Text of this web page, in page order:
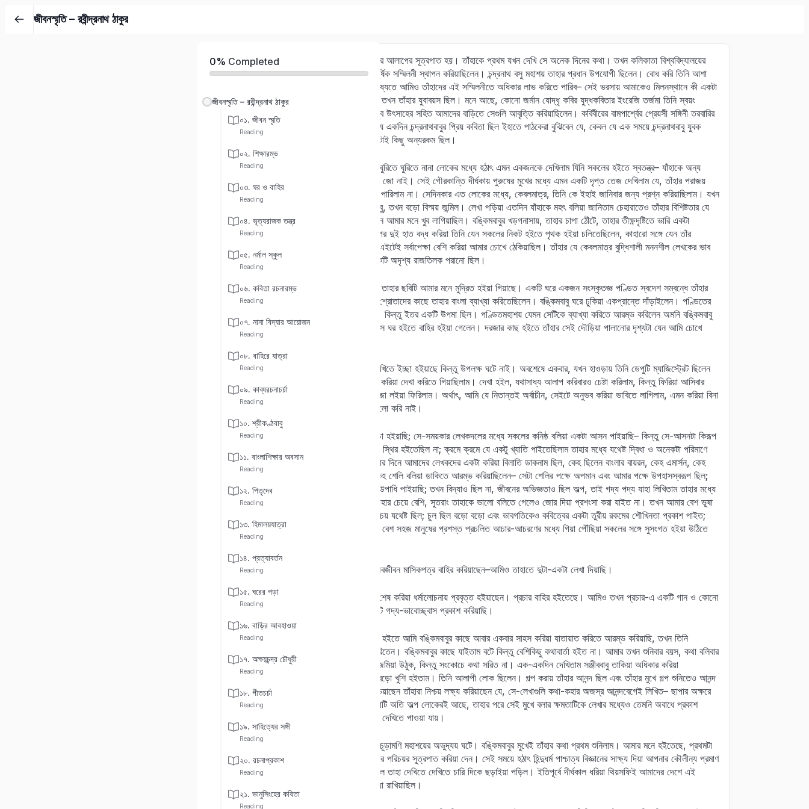
জীবনস্মৃতি – রবীন্দ্রনাথ ঠাকুর
0% Completed
জীবনস্মৃতি – রবীন্দ্রনাথ ঠাকুর
০১. জীবন স্মৃতি
Reading
০২. শিক্ষারম্ভ
Reading
০৩. ঘর ও বাহির
Reading
০৪. ভৃত্যরাজক তন্ত্র
Reading
০৫. নর্মাল স্কুল
Reading
০৬. কবিতা রচনারম্ভ
Reading
০৭. নানা বিদ্যার আয়োজন
Reading
০৮. বাহিরে যাত্রা
Reading
০৯. কাব্যরচনাচর্চা
Reading
১০. শ্রীকণ্ঠবাবু
Reading
১১. বাংলাশিক্ষার অবসান
Reading
১২. পিতৃদেব
Reading
১৩. হিমালয়যাত্রা
Reading
১৪. প্রত্যাবর্তন
Reading
১৫. ঘরের পড়া
Reading
১৬. বাড়ির আবহাওয়া
Reading
১৭. অক্ষয়চন্দ্র চৌধুরী
Reading
১৮. গীতচর্চা
Reading
১৯. সাহিত্যের সঙ্গী
Reading
২০. রচনাপ্রকাশ
Reading
২১. ভানুসিংহের কবিতা
Reading
এই সময়ে বঙ্কিমবাবুর সঙ্গে আমার আলাপের সূত্রপাত হয়। তাঁহাকে প্রথম যখন দেখি সে অনেক দিনের কথা। তখন কলিকাতা বিশ্ববিদ্যালয়ের
পুরাতন ছাত্রেরা মিলিয়া একটি বার্ষিক সম্মিলনী স্থাপন করিয়াছিলেন। চন্দ্রনাথ বসু মহাশয় তাহার প্রধান উপযোগী ছিলেন। বোধ করি তিনি আশা
করিয়াছিলেন কোনো-এক দূর ভবিষ্যতে আমিও তাঁহাদের এই সম্মিলনীতে অধিকার লাভ করিতে পারিব– সেই ভরসায় আমাকেও মিলনস্থানে কী একটা
কবিতা পড়িবার ভার দিয়াছিলেন। তখন তাঁহার যুবাবয়স ছিল। মনে আছে, কোনো জর্মান যোদ্ধৃ কবির যুদ্ধকবিতার ইংরেজি তর্জমা তিনি স্বয়ং
পড়িবেন, এইরূপ সংকল্প করিয়া খুব উৎসাহের সহিত আমাদের বাড়িতে সেগুলি আবৃত্তি করিয়াছিলেন। কবিবীরের বামপার্শ্বের প্রেয়সী সঙ্গিনী তরবারির
প্রতি তাঁহার প্রেমোচ্ছ্বাসগীতি যে একদিন চন্দ্রনাথবাবুর প্রিয় কবিতা ছিল ইহাতে পাঠকেরা বুঝিবেন যে, কেবল যে এক সময়ে চন্দ্রনাথবাবু যুবক
ছিলেন তাহা নহে, তখনকার সময়টাই কিছু অন্যরকম ছিল।
সেই সম্মিলনসভার ভিড়ের মধ্যে ঘুরিতে ঘুরিতে নানা লোকের মধ্যে হঠাৎ এমন একজনকে দেখিলাম যিনি সকলের হইতে স্বতন্ত্র– যাঁহাকে অন্য
পাঁচজনের সঙ্গে মিশাইয়া ফেলিবার জো নাই। সেই গৌরকান্তি দীর্ঘকায় পুরুষের মুখের মধ্যে এমন একটি দৃপ্ত তেজ দেখিলাম যে, তাঁহার পরাজয়
জানিবার কৌতূহল সংবরণ করিতে পারিলাম না। সেদিনকার এত লোকের মধ্যে, কেবলমাত্র, তিনি কে ইহাই জানিবার জন্য প্রশ্ন করিয়াছিলাম। যখন
উত্তরে শুনিলাম তিনিই বঙ্কিমবাবু, তখন বড়ো বিস্ময় জন্মিল। লেখা পড়িয়া এতদিন যাঁহাকে মহৎ বলিয়া জানিতাম চেহারাতেও তাঁহার বিশিষ্টতার যে
এমন পরিচয় আছে সে কথা সেদিন আমার মনে খুব লাগিয়াছিল। বঙ্কিমবাবুর খড়গনাসায়, তাহার চাপা ঠোঁটে, তাহার তীক্ষ্ণদৃষ্টিতে ভারি একটা
প্রবলতার লক্ষণ ছিল। বক্ষের উপর দুই হাত বদ্ধ করিয়া তিনি যেন সকলের নিকট হইতে পৃথক হইয়া চলিতেছিলেন, কাহারো সঙ্গে যেন তাঁর
কিছুমাত্র গা-ঘেঁষাঘেষি ছিল না, এইটেই সর্বাপেক্ষা বেশি করিয়া আমার চোখে ঠেকিয়াছিল। তাঁহার যে কেবলমাত্র বুদ্ধিশালী মননশীল লেখকের ভাব
তাহা নহে, তাঁহার ললাটে যেন একটি অদৃশ্য রাজতিলক পরানো ছিল।
এখানে একটি ছোটো ঘটনা ঘটিল, তাহার ছবিটি আমার মনে মুদ্রিত হইয়া গিয়াছে। একটি ঘরে একজন সংস্কৃতজ্ঞ পণ্ডিত স্বদেশ সম্বন্ধে তাঁহার
কয়েকটি স্বরচিত শ্লোক পড়িয়া শ্রোতাদের কাছে তাহার বাংলা ব্যাখ্যা করিতেছিলেন। বঙ্কিমবাবু ঘরে ঢুকিয়া একপ্রান্তে দাঁড়াইলেন। পণ্ডিতের
কবিতার একস্থলে, অশ্লীল নহে, কিন্তু ইতর একটি উপমা ছিল। পণ্ডিতমহাশয় যেমন সেটিকে ব্যাখ্যা করিতে আরম্ভ করিলেন অমনি বঙ্কিমবাবু
হাত দিয়া মুখ চাপিয়া তাড়াতাড়ি সে ঘর হইতে বাহির হইয়া গেলেন। দরজার কাছ হইতে তাঁহার সেই দৌড়িয়া পালানোর দৃশ্যটা যেন আমি চোখে
তাহার পরে অনেকবার তাঁহাকে দেখিতে ইচ্ছা হইয়াছে কিন্তু উপলক্ষ ঘটে নাই। অবশেষে একবার, যখন হাওড়ায় তিনি ডেপুটি ম্যাজিস্ট্রেট ছিলেন
তখন সেখানে তাঁহার বাসায় সাহস করিয়া দেখা করিতে গিয়াছিলাম। দেখা হইল, যথাসাধ্য আলাপ করিবারও চেষ্টা করিলাম, কিন্তু ফিরিয়া আসিবার
সময়ে মনের মধ্যে যেন একটা লজ্জা লইয়া ফিরিলাম। অর্থাৎ, আমি যে নিতান্তই অর্বাচীন, সেইটে অনুভব করিয়া ভাবিতে লাগিলাম, এমন করিয়া বিনা
আহ্বানে তাঁহার কাছে আসিয়া ভালো করি নাই।
তাহার পরে বয়সে আরো কিছু বড়ো হইয়াছি; সে-সময়কার লেখকদলের মধ্যে সকলের কনিষ্ঠ বলিয়া একটা আসন পাইয়াছি– কিন্তু সে-আসনটা কিরূপ
ও কোন্‌খানে পড়িবে তাহা ঠিকমত স্থির হইতেছিল না; ক্রমে ক্রমে যে একটু খ্যাতি পাইতেছিলাম তাহার মধ্যে যথেষ্ট দ্বিধা ও অনেকটা পরিমাণে
অবজ্ঞা জড়িত হইয়া ছিল; তখনকার দিনে আমাদের লেখকদের একটা করিয়া বিলাতি ডাকনাম ছিল, কেহ ছিলেন বাংলার বায়রন, কেহ এমার্সন, কেহ
আর-কিছু; আমাকে তখন কেহ কেহ শেলি বলিয়া ডাকিতে আরম্ভ করিয়াছিলেন– সেটা শেলির পক্ষে অপমান এবং আমার পক্ষে উপহাসস্বরূপ ছিল;
তখন আমি কলভাষার কবি বলিয়া উপাধি পাইয়াছি; তখন বিদ্যাও ছিল না, জীবনের অভিজ্ঞতাও ছিল অল্প, তাই গদ্য পদ্য যাহা লিখিতাম তাহার মধ্যে
বস্তু যেটুকু ছিল ভাবুকতা ছিল তাহার চেয়ে বেশি, সুতরাং তাহাকে ভালো বলিতে গেলেও জোর দিয়া প্রশংসা করা যাইত না। তখন আমার বেশ ভূষা
ব্যবহারেও সেই অর্ধস্ফুটতার পরিচয় যথেষ্ট ছিল; চুল ছিল বড়ো বড়ো এবং ভাবগতিকেও কবিত্বের একটা তুরীয় রকমের শৌখিনতা প্রকাশ পাইত;
অত্যন্তই খাপছাড়া হইয়াছিলাম, বেশ সহজ মানুষের প্রশস্ত প্রচলিত আচার-আচরণের মধ্যে গিয়া পৌঁছিয়া সকলের সঙ্গে সুসংগত হইয়া উঠিতে
এই সময় অক্ষয় সরকার মহাশয় নবজীবন মাসিকপত্র বাহির করিয়াছেন–আমিও তাহাতে দুটা-একটা লেখা দিয়াছি।
বঙ্কিমবাবু তখন বঙ্গদর্শনের পালা শেষ করিয়া ধর্মালোচনায় প্রবৃত্ত হইয়াছেন। প্রচার বাহির হইতেছে। আমিও তখন প্রচার-এ একটি গান ও কোনো
বৈষ্ণব-পদ অবলম্বন করিয়া একটি গদ্য-ভাবোচ্ছ্বাস প্রকাশ করিয়াছি।
এই সময়ে কিংবা ইহারই কিছু পূর্ব হইতে আমি বঙ্কিমবাবুর কাছে আবার একবার সাহস করিয়া যাতায়াত করিতে আরম্ভ করিয়াছি, তখন তিনি
ভবানীচরণ দত্তর স্ট্রীটে বাস করিতেন। বঙ্কিমবাবুর কাছে যাইতাম বটে কিন্তু বেশিকিছু কথাবার্তা হইত না। আমার তখন শুনিবার বয়স, কথা বলিবার
বয়স নহে। ইচ্ছা করিত আলাপ জমিয়া উঠুক, কিন্তু সংকোচে কথা সরিত না। এক-একদিন দেখিতাম সঞ্জীববাবু তাকিয়া অধিকার করিয়া
গড়াইতেছেন। তাঁহাকে দেখিলে বড়ো খুশি হইতাম। তিনি আলাপী লোক ছিলেন। গল্প করায় তাঁহার আনন্দ ছিল এবং তাঁহার মুখে গল্প শুনিতেও আনন্দ
হইত। যাঁহারা তাঁহার প্রবন্ধ পড়িয়াছেন তাঁহারা নিশ্চয় লক্ষ্য করিয়াছেন যে, সে-লেখাগুলি কথা-কহার অজস্র আনন্দবেগেই লিখিত– ছাপার অক্ষরে
আসর জমাইয়া যাওয়া; এই ক্ষমতাটি অতি অল্প লোকেরই আছে, তাহার পরে সেই মুখে বলার ক্ষমতাটিকে লেখার মধ্যেও তেমনি অবাধে প্রকাশ
করিবার শক্তি আরো কম লোকের দেখিতে পাওয়া যায়।
এই সময়ে কলিকাতায় শশধর তর্কচূড়ামণি মহাশয়ের অভুদ্যয় ঘটে। বঙ্কিমবাবুর মুখেই তাঁহার কথা প্রথম শুনিলাম। আমার মনে হইতেছে, প্রথমটা
বঙ্কিমবাবুই সাধারণের কাছে তাঁহার পরিচয়র সূত্রপাত করিয়া দেন। সেই সময়ে হঠাৎ হিন্দুধর্ম পাশ্চাত্য বিজ্ঞানের সাক্ষ্য দিয়া আপনার কৌলীন্য প্রমাণ
করিবার যে অদ্ভুত চেষ্টা করিয়াছিল তাহা দেখিতে দেখিতে চারি দিকে ছড়াইয়া পড়িল। ইতিপূর্বে দীর্ঘকাল ধরিয়া থিয়সফিই আমাদের দেশে এই
আন্দোলনের ভূমিকা প্রস্তু্‌ত করিয়া রাখিয়াছিল।
Sign in Sign up
Sign in
Don’t have an account?Sign up
Remember me Lost your password?